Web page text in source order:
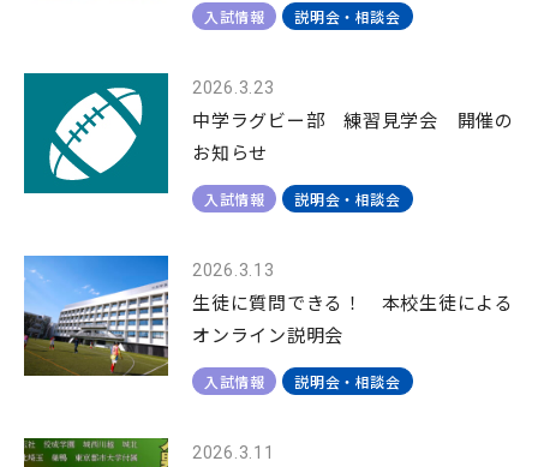
入試情報 説明会・相談会
2026.3.23
中学ラグビー部 練習見学会 開催の
お知らせ
入試情報 説明会・相談会
2026.3.13
生徒に質問できる！ 本校生徒による
オンライン説明会
入試情報 説明会・相談会
2026.3.11